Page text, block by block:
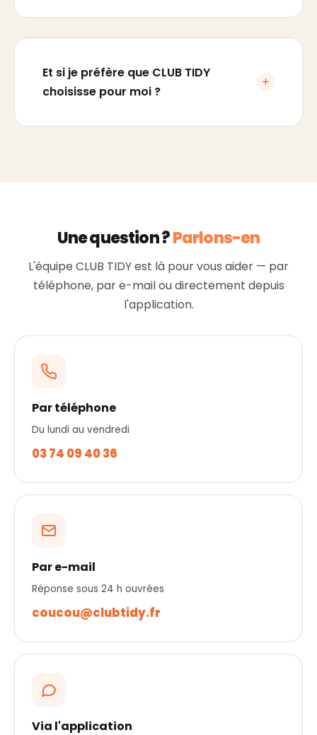
Et si je préfère que CLUB TIDY
choisisse pour moi ?
Une question ?Parlons-en
L'équipe CLUB TIDY est là pour vous aider — par
téléphone, par e-mail ou directement depuis
l'application.
Par téléphone
Du lundi au vendredi
03 74 09 40 36
Par e-mail
Réponse sous 24 h ouvrées
coucou@clubtidy.fr
Via l'application